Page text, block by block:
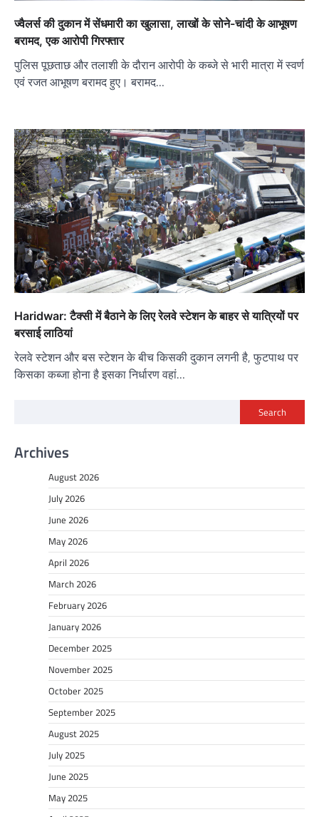
ज्वैलर्स की दुकान में सेंधमारी का खुलासा, लाखों के सोने-चांदी के आभूषण
बरामद, एक आरोपी गिरफ्तार
पुलिस पूछताछ और तलाशी के दौरान आरोपी के कब्जे से भारी मात्रा में स्वर्ण
एवं रजत आभूषण बरामद हुए। बरामद…
Haridwar: टैक्सी में बैठाने के लिए रेलवे स्टेशन के बाहर से यात्रियों पर
बरसाई लाठियां
रेलवे स्टेशन और बस स्टेशन के बीच किसकी दुकान लगनी है, फुटपाथ पर
किसका कब्जा होना है इसका निर्धारण वहां…
Search
Archives
August 2026
July 2026
June 2026
May 2026
April 2026
March 2026
February 2026
January 2026
December 2025
November 2025
October 2025
September 2025
August 2025
July 2025
June 2025
May 2025